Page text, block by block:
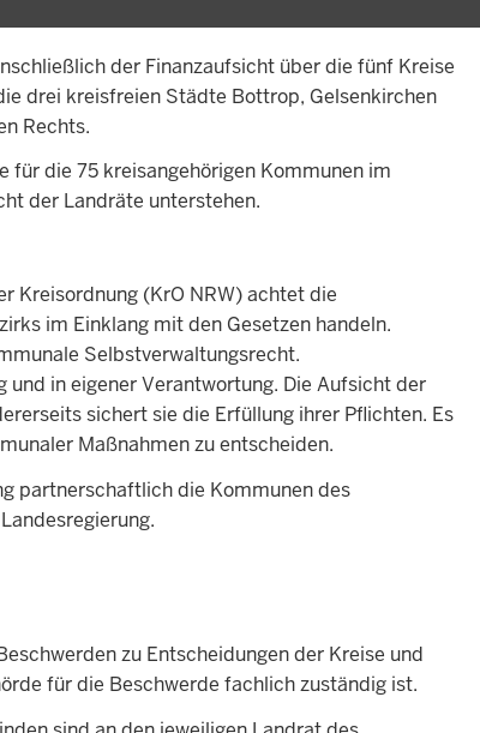
der Finanzaufsicht über die fünf Kreise
drei kreisfreien Städte Bottrop, Gelsenkirchen
Rechts.
für die 75 kreisangehörigen Kommunen im
der Landräte unterstehen.
Kreisordnung (KrO NRW) achtet die
im Einklang mit den Gesetzen handeln.
Selbstverwaltungsrecht.
in eigener Verantwortung. Die Aufsicht der
sichert sie die Erfüllung ihrer Pflichten. Es
Maßnahmen zu entscheiden.
partnerschaftlich die Kommunen des
zu Entscheidungen der Kreise und
für die Beschwerde fachlich zuständig ist.